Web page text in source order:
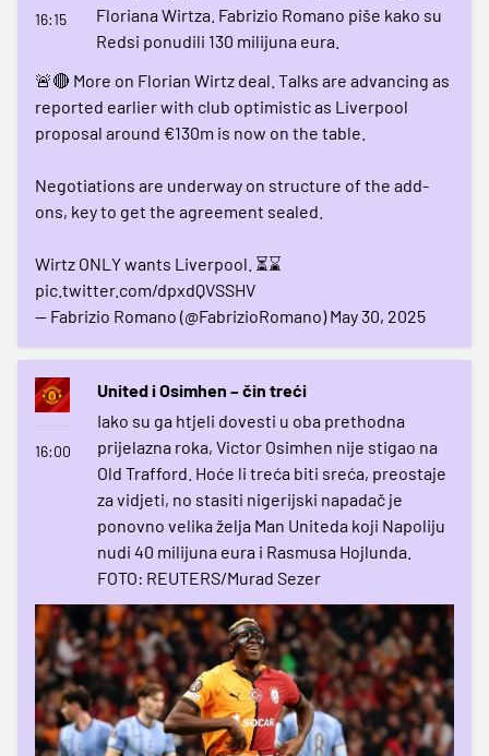
16:15
Floriana Wirtza. Fabrizio Romano piše kako su
Redsi ponudili 130 milijuna eura.
🚨🔴 More on Florian Wirtz deal. Talks are advancing as
reported earlier with club optimistic as Liverpool
proposal around €130m is now on the table.
Negotiations are underway on structure of the add-
ons, key to get the agreement sealed.
Wirtz ONLY wants Liverpool. ⏳⌛️
pic.twitter.com/dpxdQVSSHV
— Fabrizio Romano (@FabrizioRomano)May 30, 2025
16:00
United i Osimhen – čin treći
Iako su ga htjeli dovesti u oba prethodna
prijelazna roka, Victor Osimhen nije stigao na
Old Trafford. Hoće li treća biti sreća, preostaje
za vidjeti, no stasiti nigerijski napadač je
ponovno velika želja Man Uniteda koji Napoliju
nudi 40 milijuna eura i Rasmusa Hojlunda.
FOTO: REUTERS/Murad Sezer